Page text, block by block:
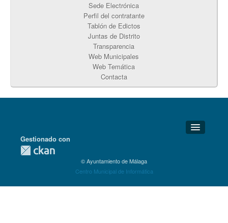
Sede Electrónica
Perfil del contratante
Tablón de Edictos
Juntas de Distrito
Transparencia
Web Municipales
Web Temática
Contacta
Detalles Técnicos
Gestionado con
© Ayuntamiento de Málaga
Centro Municipal de Informática